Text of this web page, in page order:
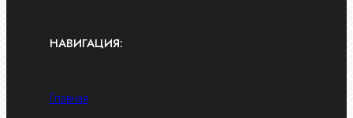
НАВИГАЦИЯ:
Главная